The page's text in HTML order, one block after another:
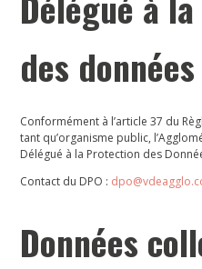
des
Conformément à l’article 37 du
tant qu’organisme public,
Délégué à la Protection des
Contact du DPO :
Données